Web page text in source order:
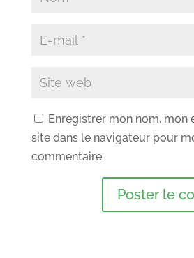
Enregistrer mon nom, mon
site dans le navigateur pour
commentaire.